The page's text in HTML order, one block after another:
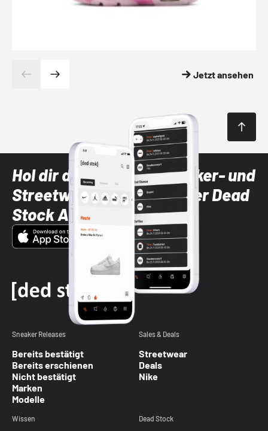
Jetzt ansehen
Hol dir die neuesten Sneaker- und
Streetwear-Brands mit der Dead
Stock App
Sneaker Releases
Bereits bestätigt
Bereits erschienen
Nicht bestätigt
Marken
Modelle
Sales & Deals
Streetwear
Deals
Nike
Wissen Dead Stock